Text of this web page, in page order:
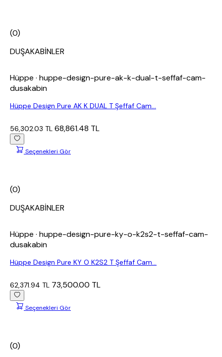
(0)
DUŞAKABİNLER
Hüppe · huppe-design-pure-ak-k-dual-t-seffaf-cam-
dusakabin
Hüppe Design Pure AK K DUAL T Şeffaf Cam...
56,302.03 TL 68,861.48 TL
Seçenekleri Gör
(0)
DUŞAKABİNLER
Hüppe · huppe-design-pure-ky-o-k2s2-t-seffaf-cam-
dusakabin
Hüppe Design Pure KY O K2S2 T Şeffaf Cam...
62,371.94 TL 73,500.00 TL
Seçenekleri Gör
(0)